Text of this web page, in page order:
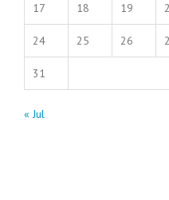
17 18 19
24 25 26
31
« Jul